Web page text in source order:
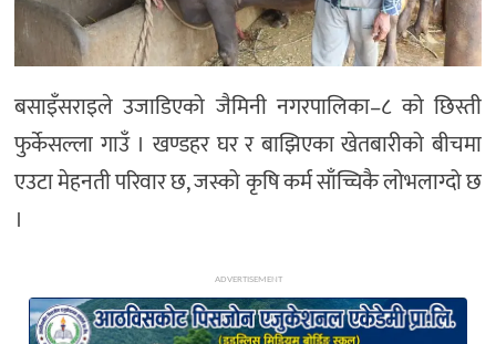
बसाइँसराइले उजाडिएको जैमिनी नगरपालिका–८ को छिस्ती
फुर्केसल्ला गाउँ । खण्डहर घर र बाझिएका खेतबारीको बीचमा
एउटा मेहनती परिवार छ, जस्को कृषि कर्म साँच्चिकै लोभलाग्दो छ
।
ADVERTISEMENT